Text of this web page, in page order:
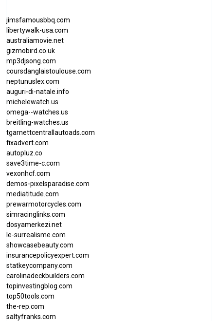
jimsfamousbbq.com
libertywalk-usa.com
australiamovie.net
gizmobird.co.uk
mp3djsong.com
coursdanglaistoulouse.com
neptunuslex.com
auguri-di-natale.info
michelewatch.us
omega--watches.us
breitling-watches.us
tgarnettcentrallautoads.com
fixadvert.com
autopluz.co
save3time-c.com
vexonhcf.com
demos-pixelsparadise.com
mediatitude.com
prewarmotorcycles.com
simracinglinks.com
dosyamerkezi.net
le-surrealisme.com
showcasebeauty.com
insurancepolicyexpert.com
statkeycompany.com
carolinadeckbuilders.com
topinvestingblog.com
top50tools.com
the-rep.com
saltyfranks.com